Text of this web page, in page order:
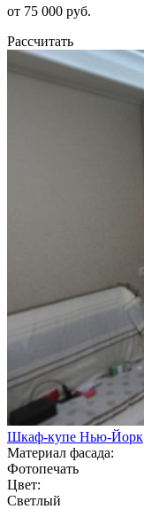
от 75 000 руб.
Рассчитать
Шкаф-купе Нью-Йорк
Материал фасада:
Фотопечать
Цвет:
Светлый